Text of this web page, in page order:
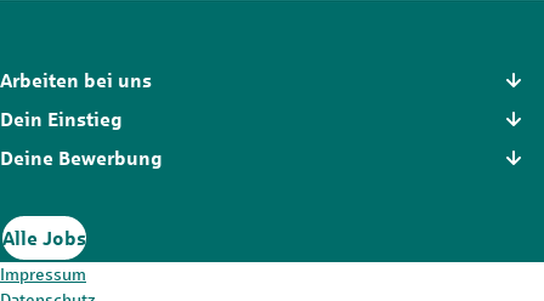
Arbeiten bei uns
Dein Einstieg
Deine Bewerbung
Alle Jobs
Impressum